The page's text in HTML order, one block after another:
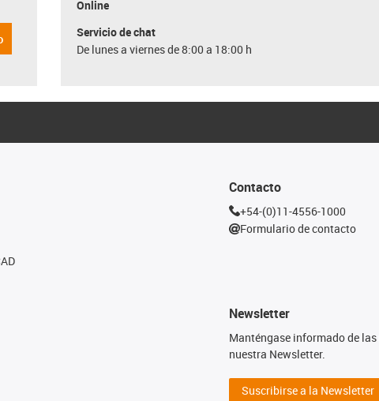
Online
Servicio de chat
De lunes a viernes de 8:00 a 18:00 h
Contacto
+54-(0)11-4556-1000
Formulario de contacto
Newsletter
Manténgase informado de
nuestra Newsletter.
Suscribirse a la Newsletter